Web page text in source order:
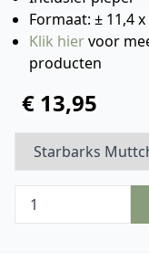
Formaat: ± 11,4
Klik hiervoor
producten
€ 13,95